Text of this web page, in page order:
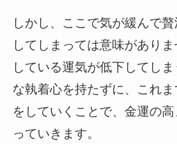
しかし、ここで気が緩んで
してしまっては意味があり
している運気が低下してし
な執着心を持たずに、これ
をしていくことで、金運の
っていきます。